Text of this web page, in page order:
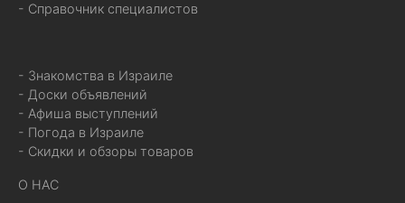
- Справочник специалистов
- Знакомства в Израиле
- Доски объявлений
- Афиша выступлений
- Погода в Израиле
- Скидки и обзоры товаров
О НАС